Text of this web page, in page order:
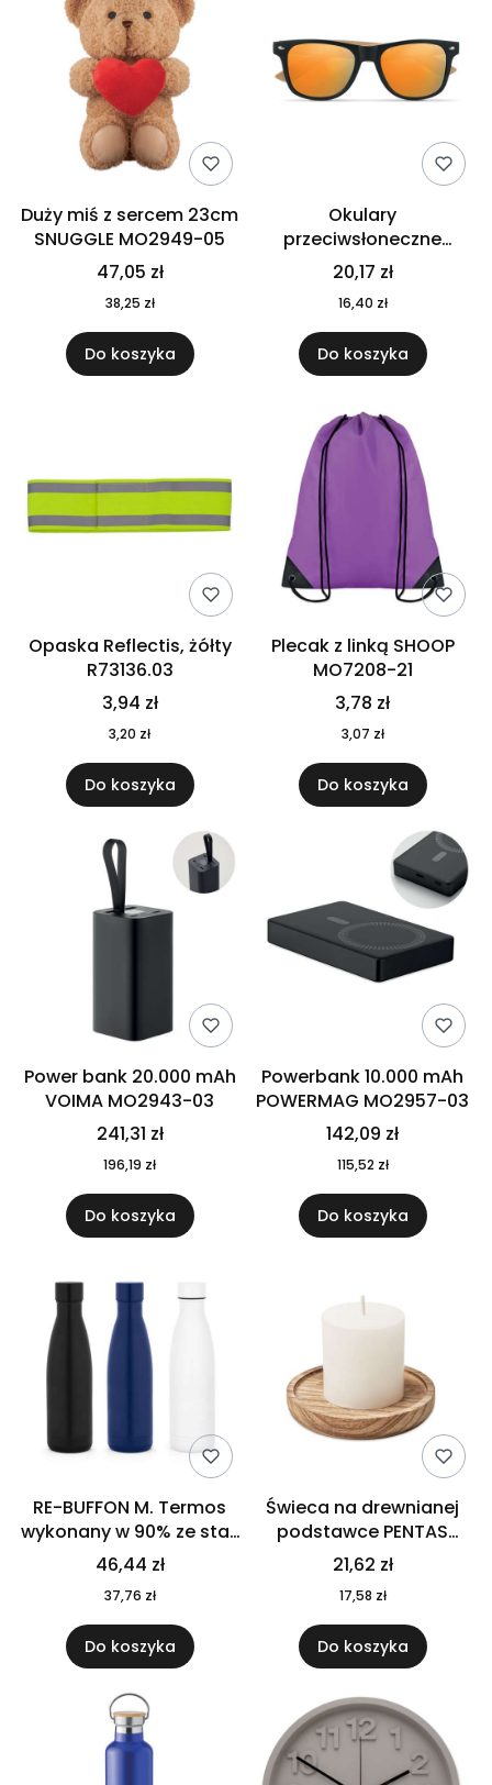
Duży miś z sercem 23cm
SNUGGLE MO2949-05
47,05 zł
38,25 zł
Do koszyka
Okulary
przeciwsłoneczne
CALIFORNIA TOUCH
MO9617-10
20,17 zł
16,40 zł
Do koszyka
Opaska Reflectis, żółty
R73136.03
3,94 zł
3,20 zł
Do koszyka
Plecak z linką SHOOP
MO7208-21
3,78 zł
3,07 zł
Do koszyka
Power bank 20.000 mAh
VOIMA MO2943-03
241,31 zł
196,19 zł
Do koszyka
Powerbank 10.000 mAh
POWERMAG MO2957-03
142,09 zł
115,52 zł
Do koszyka
RE-BUFFON M. Termos
wykonany w 90% ze stali
nierdzewnej
pochodzącej z
recyklingu 520 ml 94294
46,44 zł
37,76 zł
Do koszyka
Świeca na drewnianej
podstawce PENTAS
MO6282-40
21,62 zł
17,58 zł
Do koszyka